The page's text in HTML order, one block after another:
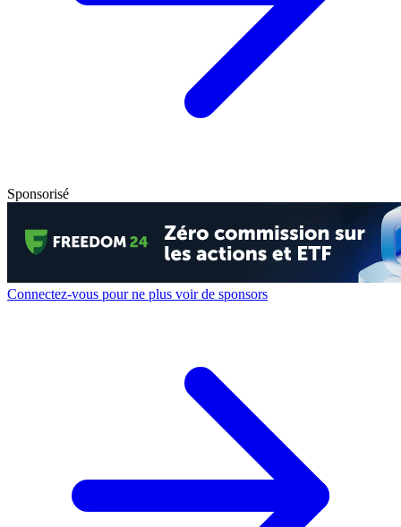
Sponsorisé
Connectez-vous pour ne plus voir de sponsors